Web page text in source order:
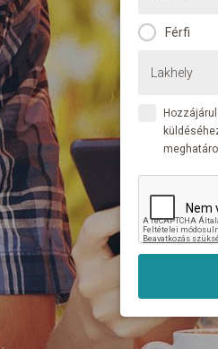
Férfi